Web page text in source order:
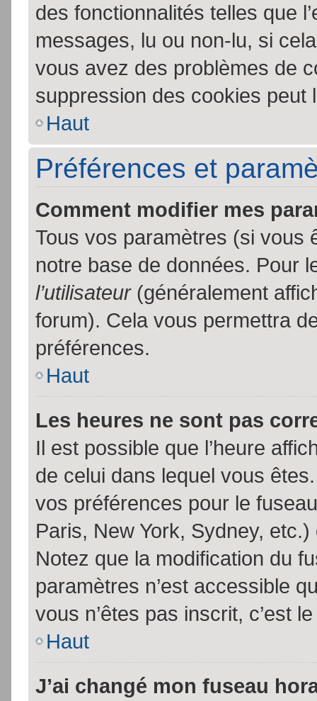
des fonctionnalités telles que
messages, lu ou non-lu, si
vous avez des problèmes de
suppression des cookies peut
Haut
Préférences et
Comment modifier mes
Tous vos paramètres (si vous
notre base de données. Pour
l’utilisateur(généralement
forum). Cela vous permettra
préférences.
Haut
Les heures ne sont pas
Il est possible que l’heure
de celui dans lequel vous
vos préférences pour le
Paris, New York, Sydney,
Notez que la modification du
paramètres n’est accessible
vous n’êtes pas inscrit, c’est
Haut
J’ai changé mon fuseau